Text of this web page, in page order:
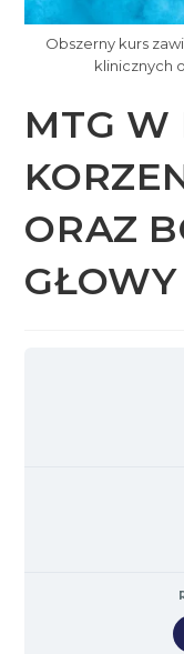
Obszerny kurs
klinicznych
MTG W
ORAZ
GŁOWY